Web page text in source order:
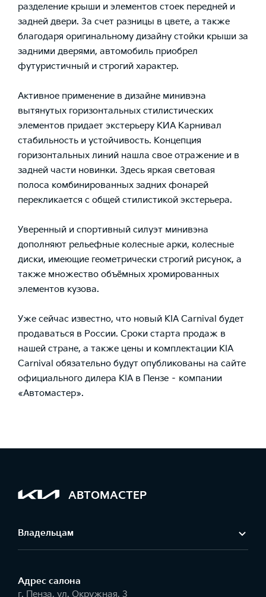
разделение крыши и элементов стоек передней и
задней двери. За счет разницы в цвете, а также
благодаря оригинальному дизайну стойки крыши за
задними дверями, автомобиль приобрел
футуристичный и строгий характер.
Активное применение в дизайне минивэна
вытянутых горизонтальных стилистических
элементов придает экстерьеру КИА Карнивал
стабильность и устойчивость. Концепция
горизонтальных линий нашла свое отражение и в
задней части новинки. Здесь яркая световая
полоса комбинированных задних фонарей
перекликается с общей стилистикой экстерьера.
Уверенный и спортивный силуэт минивэна
дополняют рельефные колесные арки, колесные
диски, имеющие геометрически строгий рисунок, а
также множество объёмных хромированных
элементов кузова.
Уже сейчас известно, что новый KIA Carnival будет
продаваться в России. Сроки старта продаж в
нашей стране, а также цены и комплектации KIA
Carnival обязательно будут опубликованы на сайте
официального дилера KIA в Пензе – компании
«Автомастер».
АВТОМАСТЕР
Владельцам
Адрес салонa
г. Пенза, ул. Окружная, 3